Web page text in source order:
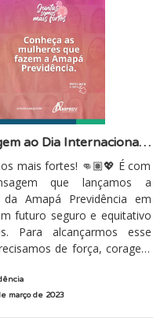
Homenagem ao Dia Internacional da Mulheres
mais fortes! 👊🏽💖 É com
que lançamos a
da Amapá Previdência em
futuro seguro e equitativo
de força, coragem
março de 2023